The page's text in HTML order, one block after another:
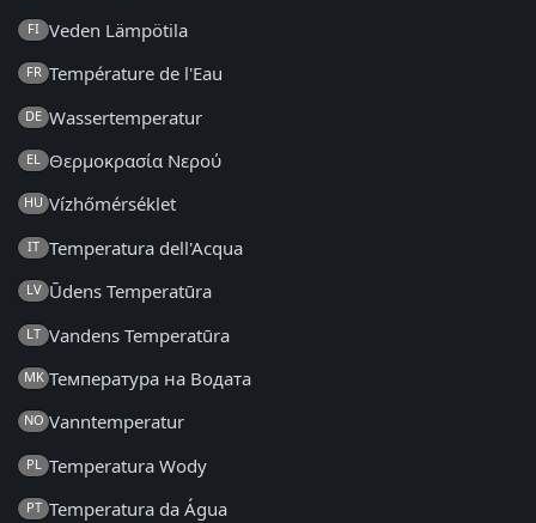
FI Veden Lämpötila
FR Température de l'Eau
DE Wassertemperatur
EL Θερμοκρασία Νερού
HU Vízhőmérséklet
IT Temperatura dell'Acqua
LV Ūdens Temperatūra
LT Vandens Temperatūra
MK Температура на Водата
NO Vanntemperatur
PL Temperatura Wody
PT Temperatura da Água